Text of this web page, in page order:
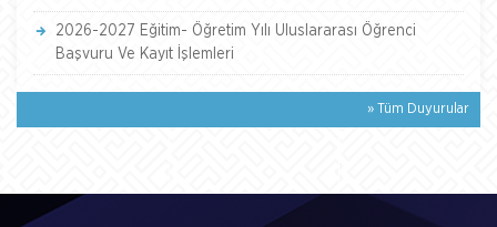
2026-2027 Eğitim- Öğretim Yılı Uluslararası Öğrenci
Başvuru Ve Kayıt İşlemleri
» Tüm Duyurular